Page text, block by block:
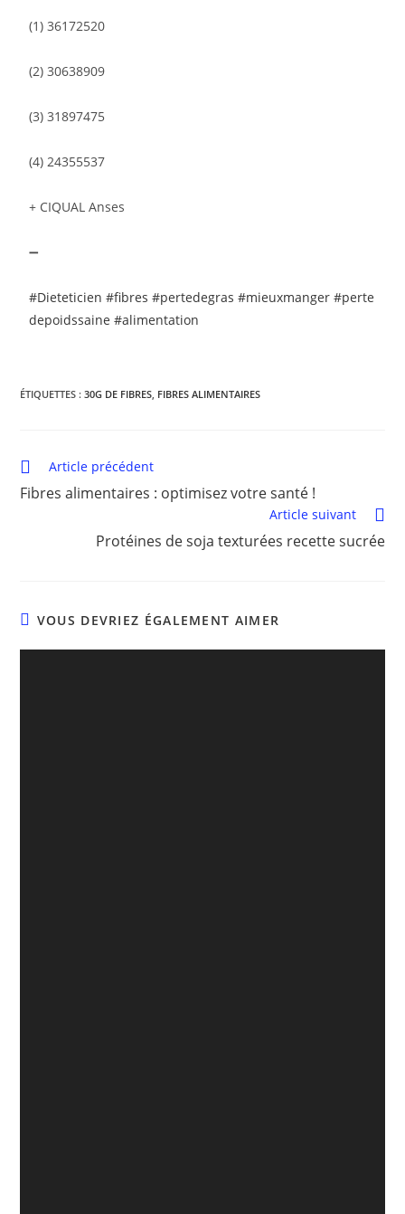
(1) 36172520
(2) 30638909
(3) 31897475
(4) 24355537
+ CIQUAL Anses
➖
#Dieteticien #fibres #pertedegras #mieuxmanger #perte
depoidssaine #alimentation
ÉTIQUETTES :30G DE FIBRES FIBRES ALIMENTAIRES
Article précédent
Fibres alimentaires : optimisez votre santé !
Article suivant
Protéines de soja texturées recette sucrée
VOUS DEVRIEZ ÉGALEMENT AIMER